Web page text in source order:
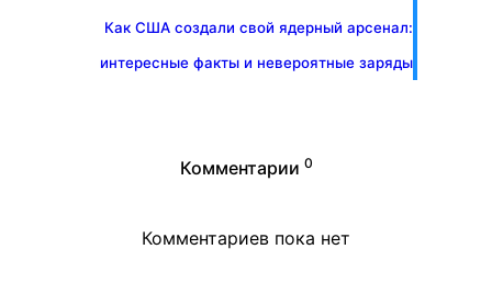
Как США создали свой ядерный арсенал:
интересные факты и невероятные заряды
Комментарии 0
Комментариев пока нет